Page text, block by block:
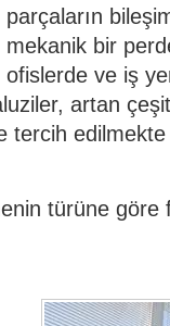
parçaların
mekanik bir
ofislerde ve iş
artan
tercih
türüne göre